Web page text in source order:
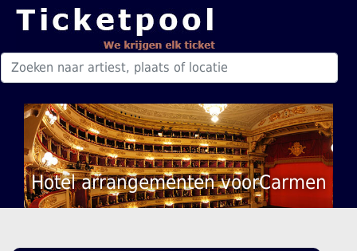
Hotel arrangementen voorCarmen